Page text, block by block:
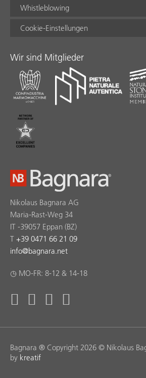
Whistleblowing
Cookie-Einstellungen
Wir sind Mitglieder
Nikolaus Bagnara AG
Maria-Rast-Weg 34
IT -39057 Eppan (BZ)
T +39 0471 66 21 09
info@bagnara.net
◷ MO-FR: 8-12 & 14-18
Bagnara ® Copyright 2026 © Nikolaus
by kreatif